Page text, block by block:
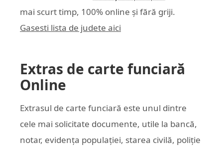
mai scurt timp, 100% online și fără griji.
Gasesti lista de judete aici
Extras de carte funciară
Online
Extrasul de carte funciară este unul dintre
cele mai solicitate documente, utile la bancă,
notar, evidența populației, starea civilă, poliție